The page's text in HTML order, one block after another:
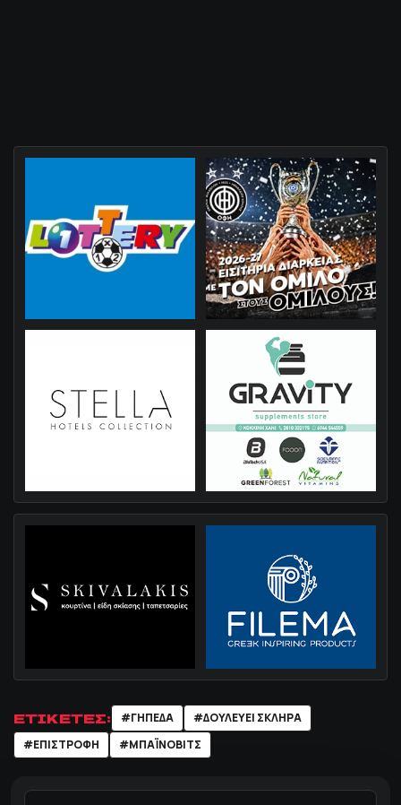
ΕΤΙΚΕΤΕΣ: #ΓΗΠΕΔΑ
#ΔΟΥΛΕΥΕΙ ΣΚΛΗΡΑ
#ΕΠΙΣΤΡΟΦΗ
#ΜΠΑΪΝΟΒΙΤΣ